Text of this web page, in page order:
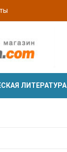
ЛИТЕРАТУРА